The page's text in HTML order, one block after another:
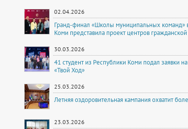
02.04.2026
Гранд-финал «Школы муниципальных команд»
Коми представила проект центров
30.03.2026
41 студент из Республики Коми подал заявки
«Твой Ход»
25.03.2026
Летняя оздоровительная кампания охватит
23.03.2026